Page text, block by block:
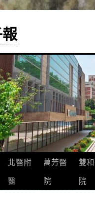
北醫附
醫
萬芳醫
院
雙
院